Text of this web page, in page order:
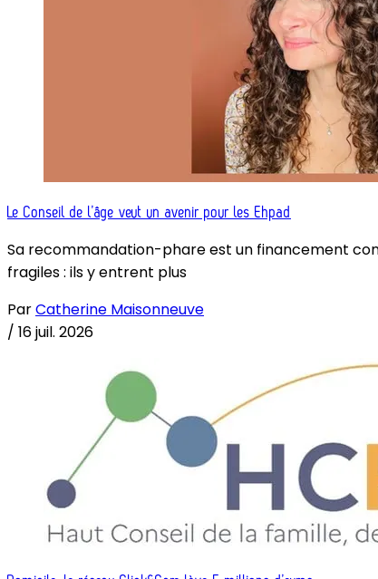
Le Conseil de l’âge veut un avenir pour les Ehpad
Sa recommandation-phare est un financement
fragiles : ils y entrent plus
ParCatherine Maisonneuve
/ 16 juil. 2026